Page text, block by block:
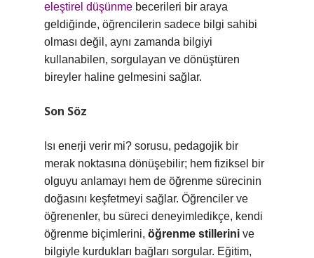
eleştirel düşünme becerileri bir araya
geldiğinde, öğrencilerin sadece bilgi sahibi
olması değil, aynı zamanda bilgiyi
kullanabilen, sorgulayan ve dönüştüren
bireyler haline gelmesini sağlar.
Son Söz
Isı enerji verir mi? sorusu, pedagojik bir
merak noktasına dönüşebilir; hem fiziksel bir
olguyu anlamayı hem de öğrenme sürecinin
doğasını keşfetmeyi sağlar. Öğrenciler ve
öğrenenler, bu süreci deneyimledikçe, kendi
öğrenme biçimlerini, öğrenme stillerini ve
bilgiyle kurdukları bağları sorgular. Eğitim,